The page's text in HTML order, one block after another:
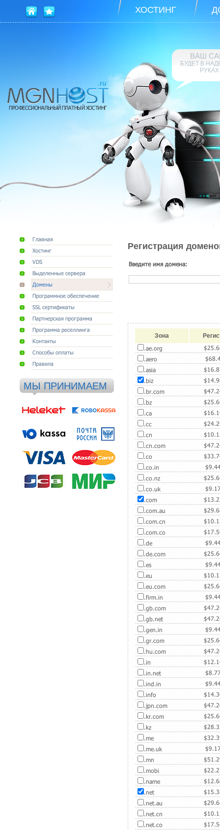
ХОСТИНГ
ПРОФЕССИОНАЛЬНЫЙ ПЛАТНЫЙ ХОСТИНГ
ВАШ
БУДЕТ В
РУКАХ
Регистрация
Введите имя домена:
Зона
.ae.org
$
.aero
$
.asia
$
.biz
$
.br.com
$
.bz
$
.ca
$
.cc
$
.cn
$
.cn.com
$
.co
$
.co.in
$
.co.nz
$
.co.uk
$
.com
$
.com.au
$
.com.cn
$
.com.co
$
.de
$
.de.com
$
.es
$
.eu
$
.eu.com
$
.firm.in
$
.gb.com
$
.gb.net
$
.gen.in
$
.gr.com
$
.hu.com
$
.in
$
.in.net
$
.ind.in
$
.info
$
.jpn.com
$
.kr.com
$
.kz
$
.me
$
.me.uk
$
.mn
$
.mobi
$
.name
$
.net
$
.net.au
$
.net.cn
$
.net.co
$
Главная
Хостинг
VDS
Выделенные сервера
Домены
Программное обеспечение
SSL сертификаты
Партнерская программа
Программа реселлинга
Контакты
Способы оплаты
Правила
МЫ ПРИНИМАЕМ